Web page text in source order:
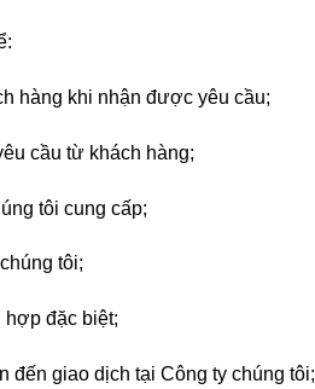
hàng khi nhận được yêu cầu;
cầu từ khách hàng;
tôi cung cấp;
tôi;
đặc biệt;
đến giao dịch tại Công ty chúng tôi;